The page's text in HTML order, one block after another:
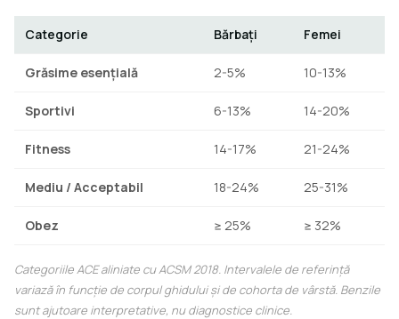
Categorie Bărbați Femei
Grăsime esențială 2-5% 10-13%
Sportivi 6-13% 14-20%
Fitness 14-17% 21-24%
Mediu / Acceptabil 18-24% 25-31%
Obez ≥ 25% ≥ 32%
Categoriile ACE aliniate cu ACSM 2018. Intervalele de referință
variază în funcție de corpul ghidului și de cohorta de vârstă. Benzile
sunt ajutoare interpretative, nu diagnostice clinice.